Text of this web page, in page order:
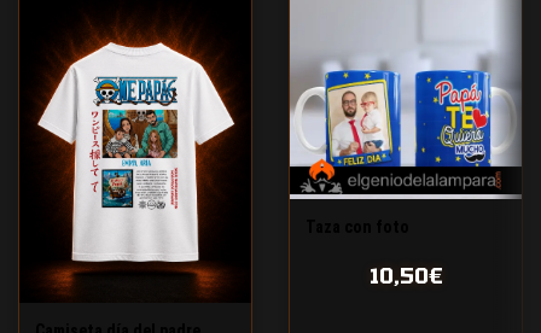
quiero mucho
10,50€